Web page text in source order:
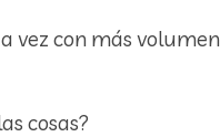
vez con más
cosas?